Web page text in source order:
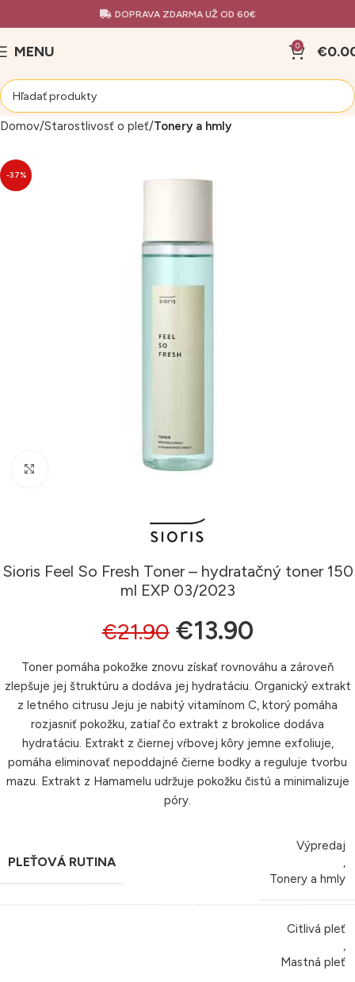
DOPRAVA ZDARMA UŽ OD 60€
MENU 0 €
Domov Starostlivosť o pleť Tonery a hmly
-37%
Klikni pre zväčšenie
Sioris Feel So Fresh Toner – hydratačný toner 150
ml EXP 03/2023
€21.90 €13.90
Toner pomáha pokožke znovu získať rovnováhu a zároveň
zlepšuje jej štruktúru a dodáva jej hydratáciu. Organický extrakt
z letného citrusu Jeju je nabitý vitamínom C, ktorý pomáha
rozjasniť pokožku, zatiaľ čo extrakt z brokolice dodáva
hydratáciu. Extrakt z čiernej vŕbovej kôry jemne exfoliuje,
pomáha eliminovať nepoddajné čierne bodky a reguluje tvorbu
mazu. Extrakt z Hamamelu udržuje pokožku čistú a minimalizuje
póry.
PLEŤOVÁ RUTINA
Výpredaj
,
Tonery a hmly
Citlivá pleť
,
Mastná pleť
,